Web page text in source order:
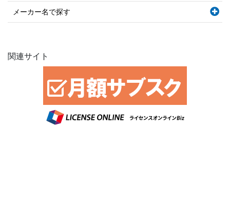
メーカー名で探す
関連サイト